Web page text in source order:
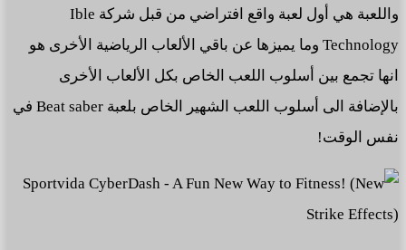
واللعبة هي أول لعبة واقع افتراضي من قبل شركة Ible
Technology وما يميزها عن باقي الألعاب الرياضية الأخرى هو
انها تجمع بين أسلوب اللعب الخاص بكل الألعاب الأخرى
بالإضافة الى أسلوب اللعب الشهير الخاص بلعبة Beat saber في
نفس الوقت!